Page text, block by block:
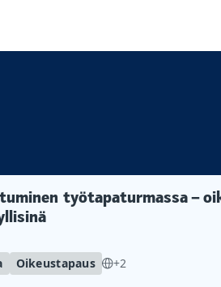
työtapaturmassa –
Oikeustapaus +2